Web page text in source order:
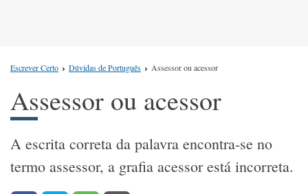
Escrever Certo Dúvidas de Português Assessor ou acessor
Assessor ou acessor
A escrita correta da palavra encontra-se no
termo assessor, a grafia acessor está incorreta.